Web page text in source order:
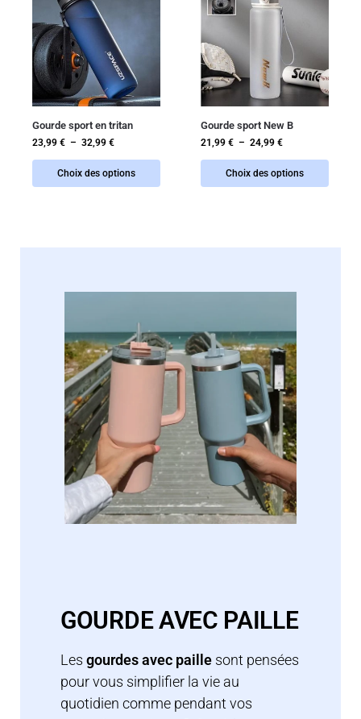
Gourde sport en tritan
23,99 € – 32,99 €
Choix des options
Gourde sport New B
21,99 € – 24,99 €
Choix des options
GOURDE AVEC PAILLE
Les gourdes avec paille sont pensées
pour vous simplifier la vie au
quotidien comme pendant vos